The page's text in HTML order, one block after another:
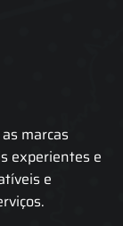
marcas
experientes e
e